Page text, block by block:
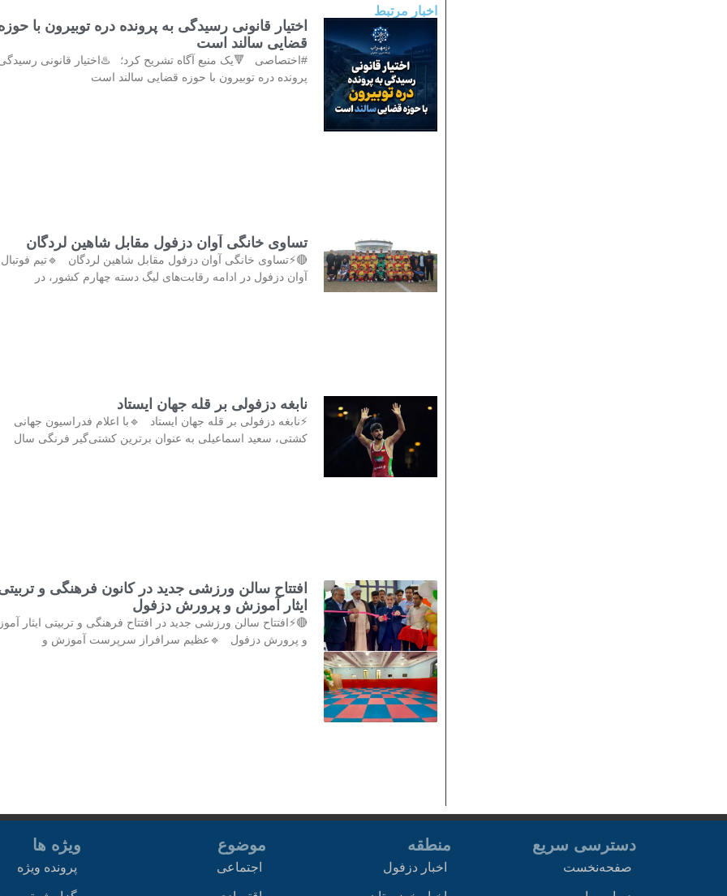
اخبار مرتبط
اختیار قانونی رسیدگی به پرونده دره توبیرون با
قضایی سالند است
#اختصاصی 🔻یک منبع آگاه تشریح کرد؛ ♨️اختیار قانونی
پرونده دره توبیرون با حوزه قضایی سالند است
تساوی خانگی آوان دزفول مقابل شاهین لردگان
🔴⚡تساوی خانگی آوان دزفول مقابل شاهین لردگان 🔹تیم فوتبال
آوان دزفول در ادامه رقابت‌های لیگ دسته چهارم کشور، در
نابغه دزفولی بر قله جهان ایستاد
⚡نابغه دزفولی بر قله جهان ایستاد 🔹با اعلام فدراسیون جهانی
کشتی، سعید اسماعیلی به عنوان برترین کشتی‌گیر فرنگی سال
افتتاح سالن ورزشی جدید در کانون فرهنگی و
ایثار آموزش و پرورش دزفول
🔴⚡افتتاح سالن ورزشی جدید در افتتاح فرهنگی و تربیتی ایثار
و پرورش دزفول 🔹عظیم سرافراز سرپرست آموزش و
دسترسی سریع
صفحه‌نخست
منطقه
اخبار دزفول
موضوع
اجتماعی
ویژه ها
پرونده ویژه